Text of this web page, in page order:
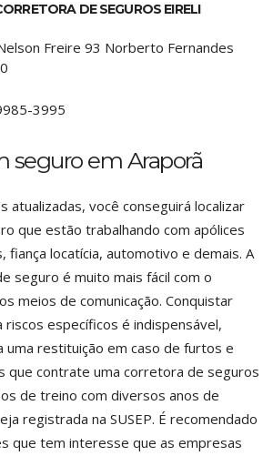
DE SEGUROS EIRELI
Freire 93 Norberto Fernandes
3995
seguro em Araporã
atualizadas, você conseguirá localizar
que estão trabalhando com apólices
fiança locatícia, automotivo e demais. A
seguro é muito mais fácil com o
meios de comunicação. Conquistar
específicos é indispensável,
uma restituição em caso de furtos e
que contrate uma corretora de seguros
de treino com diversos anos de
registrada na SUSEP. É recomendado
que tem interesse que as empresas